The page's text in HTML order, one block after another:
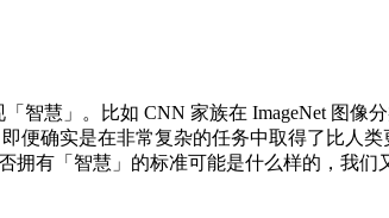
慧」。比如 CNN 家族在 ImageNet 图像
便确实是在非常复杂的任务中取得了比人
有「智慧」的标准可能是什么样的，我们